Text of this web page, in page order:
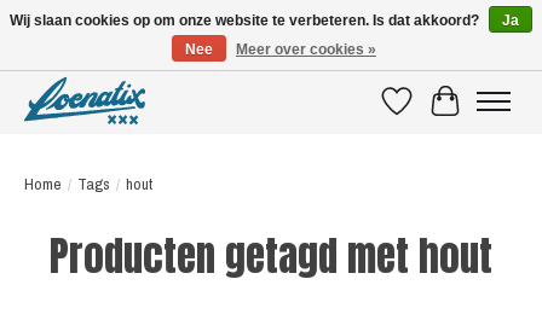
VerlanglijstWinkelwagen
Home / Tags / hout
Producten getagd met hout
Wij slaan cookies op om onze website te verbeteren. Is dat akkoord?
Ja
Nee
Meer over cookies »